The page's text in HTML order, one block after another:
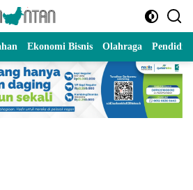
Ekonomi Bisnis Olahraga